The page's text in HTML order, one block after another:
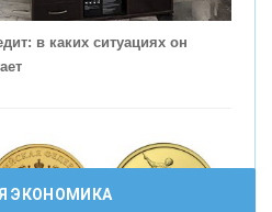
в каких ситуациях он
ЭКОНОМИКА